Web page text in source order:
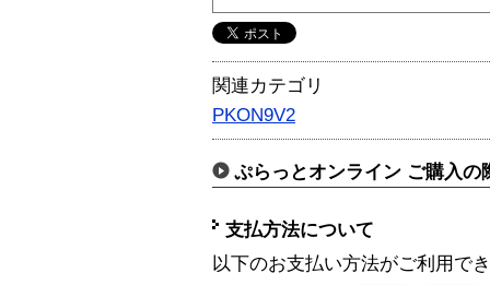
関連カテゴリ
PKON9V2
ぷらっとオンライン ご購入の
支払方法について
以下のお支払い方法がご利用で